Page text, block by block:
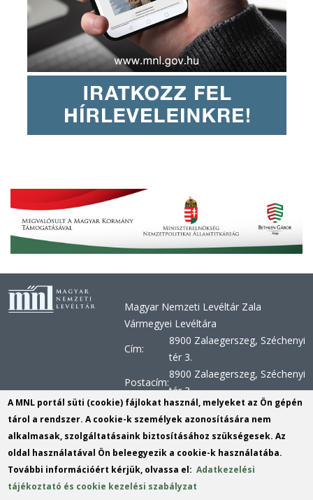
Magyar Nemzeti Levéltár Zala
Vármegyei Levéltára
Cím:
8900 Zalaegerszeg, Széchenyi
tér 3.
Postacím:
8900 Zalaegerszeg, Széchenyi
tér 3.
Telefon:
+36 92 510 030, +36 92 598
956, +36 92 598 957
Telefax:
+36 92 510 029
E-mail:
zvl@mnl.gov.hu(link
sends
KRID: 163303180
A MNL portál süti (cookie) fájlokat használ, melyeket az Ön gépén
tárol a rendszer. A cookie-k személyek azonosítására nem
alkalmasak, szolgáltatásaink biztosításához szükségesek. Az
oldal használatával Ön beleegyezik a cookie-k használatába.
További információért kérjük, olvassa el:Adatkezelési
tájékoztató és cookie kezelési szabályzat